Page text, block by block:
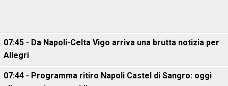
07:45 - Da Napoli-Celta Vigo arriva una brutta notizia per
Allegri
07:44 - Programma ritiro Napoli Castel di Sangro: oggi